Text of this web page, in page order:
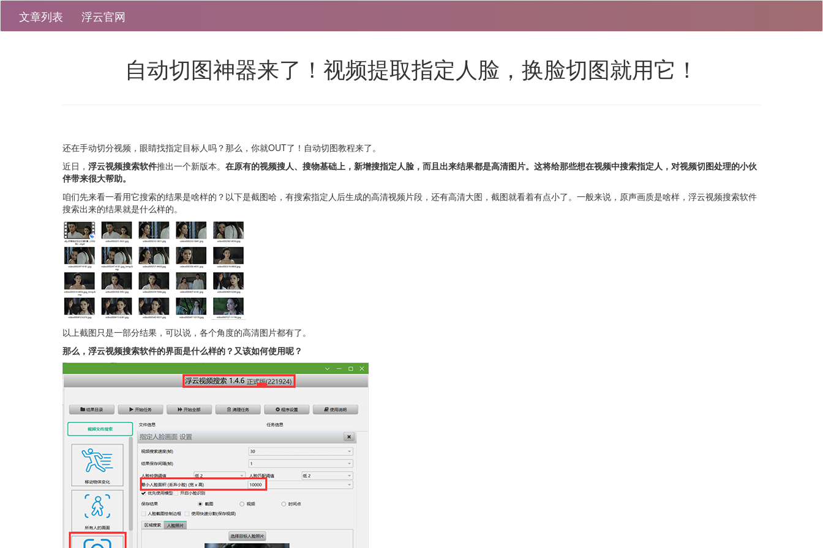
文章列表 浮云官网
自动切图神器来了！视频提取指定人脸，换脸切图就用它！
还在手动切分视频，眼睛找指定目标人吗？那么，你就OUT了！自动切图教程来了。
近日， 浮云视频搜索软件推出一个新版本。 在原有的视频搜人、搜物基础上，新增搜指定人脸，而且出来结果都是高清图片。这将给那些想在视频中搜索指定人，对视频切图处理的小伙
伴带来很大帮助。
咱们先来看一看用它搜索的结果是啥样的？以下是截图哈，有搜索指定人后生成的高清视频片段，还有高清大图，截图就看着有点小了。一般来说，原声画质是啥样，浮云视频搜索软件
搜索出来的结果就是什么样的。
以上截图只是一部分结果，可以说，各个角度的高清图片都有了。
那么，浮云视频搜索软件的界面是什么样的？又该如何使用呢？